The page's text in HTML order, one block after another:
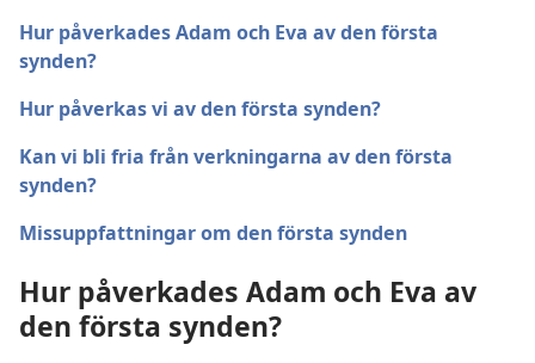
Hur påverkades Adam och Eva av den första
synden?
Hur påverkas vi av den första synden?
Kan vi bli fria från verkningarna av den första
synden?
Missuppfattningar om den första synden
Hur påverkades Adam och Eva av
den första synden?